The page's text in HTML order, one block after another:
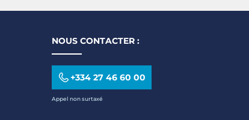
NOUS CONTACTER :
+334 27 46 60 00
Appel non surtaxé